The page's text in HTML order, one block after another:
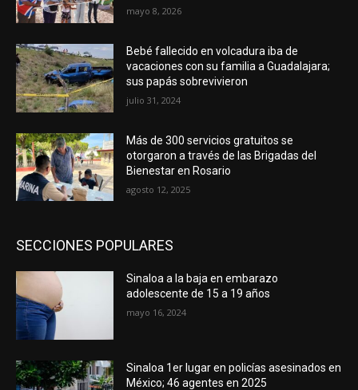
mayo 8, 2026
Bebé fallecido en volcadura iba de
vacaciones con su familia a Guadalajara;
sus papás sobrevivieron
julio 31, 2024
Más de 300 servicios gratuitos se
otorgaron a través de las Brigadas del
Bienestar en Rosario
agosto 12, 2025
SECCIONES POPULARES
Sinaloa a la baja en embarazo
adolescente de 15 a 19 años
mayo 16, 2024
Sinaloa 1er lugar en policías asesinados en
México; 46 agentes en 2025